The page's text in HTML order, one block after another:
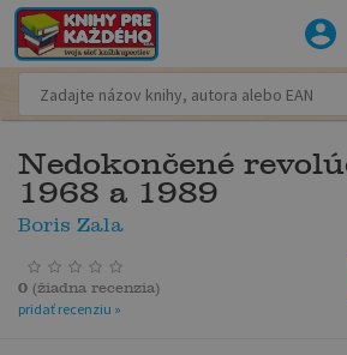
Nedokončené
1968 a 1989
Boris Zala
0 (žiadna recenzia)
pridať recenziu »